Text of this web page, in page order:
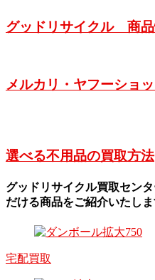
グッドリサイクル 商
メルカリ・ヤフーショ
選べる不用品の買取方法
グッドリサイクル買取セン
だける商品をご紹介いたしま
宅配買取